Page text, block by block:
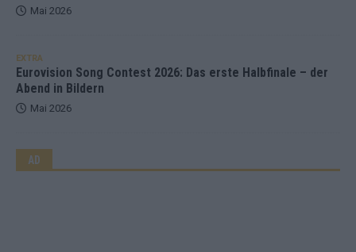
Mai 2026
EXTRA
Eurovision Song Contest 2026: Das erste Halbfinale – der
Abend in Bildern
Mai 2026
AD